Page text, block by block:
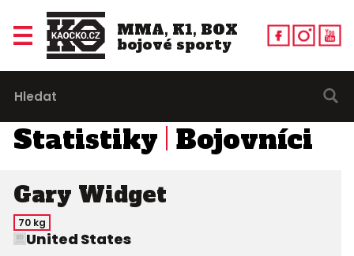
MMA, K1, BOX
bojové sporty
Statistiky Bojovníci
Gary Widget
70 kg
United States